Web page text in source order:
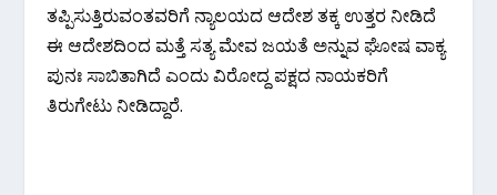
ತಪ್ಪಿಸುತ್ತಿರುವಂತವರಿಗೆ ನ್ಯಾಲಯದ ಆದೇಶ ತಕ್ಕ ಉತ್ತರ ನೀಡಿದೆ
ಈ ಆದೇಶದಿಂದ ಮತ್ತೆ ಸತ್ಯ ಮೇವ ಜಯತೆ ಅನ್ನುವ ಘೋಷ ವಾಕ್ಯ
ಪುನಃ ಸಾಬಿತಾಗಿದೆ ಎಂದು ವಿರೋದ್ದ ಪಕ್ಷದ ನಾಯಕರಿಗೆ
ತಿರುಗೇಟು ನೀಡಿದ್ದಾರೆ.